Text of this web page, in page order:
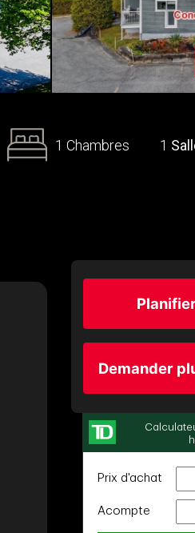
1 Chambres 1
Demander